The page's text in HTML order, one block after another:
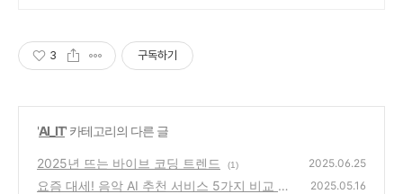
3 구독하기
'AI_IT' 카테고리의 다른 글
2025년 뜨는 바이브 코딩 트렌드 (1) 2025.06.25
요즘 대세! 음악 AI 추천 서비스 5가지 비교 분
2025.05.16